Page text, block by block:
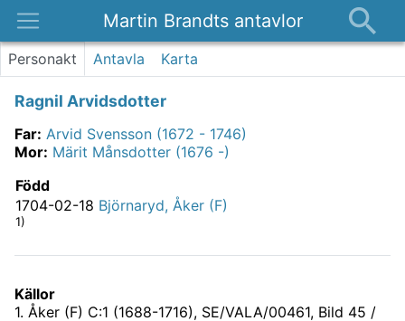
Martin Brandts antavlor
Platser
Om
Kontakt
Personakt Antavla Karta
Ragnil Arvidsdotter
Far: Arvid Svensson (1672 - 1746)
Mor: Märit Månsdotter (1676 -)
Född
1704-02-18 Björnaryd, Åker (F)
1)
Källor
1. Åker (F) C:1 (1688-1716), SE/VALA/00461, Bild 45 /